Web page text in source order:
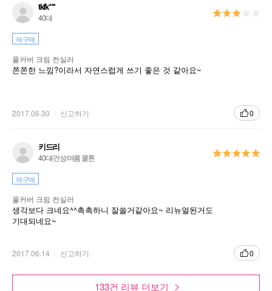
tkfk***
40대
재구매
풀커버 크림 컨실러
쫀쫀한 느낌?이라서 자연스럽게 쓰기 좋은 것 같아요~
2017.06.30 신고하기 0
키드리
40대/건성/여름 쿨톤
재구매
풀커버 크림 컨실러
생각보다 크네요^^촉촉하니 잘쓸거같아요~ 리뉴얼된거도
기대되네요~
2017.06.14 신고하기 0
133건 리뷰 더보기